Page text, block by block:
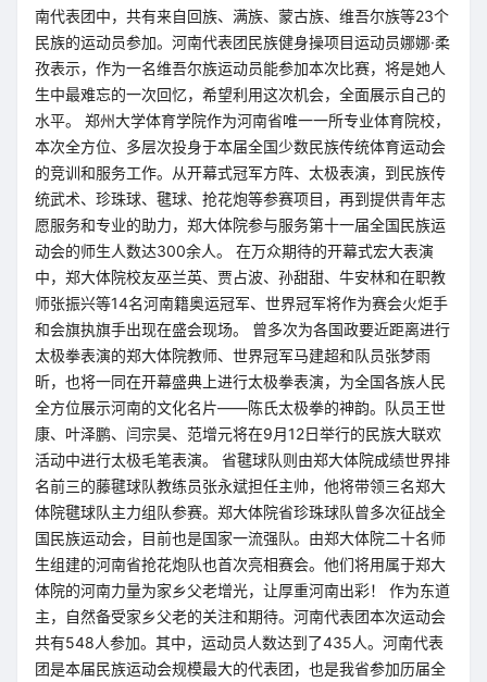
南代表团中，共有来自回族、满族、蒙古族、维吾尔族等23个
民族的运动员参加。河南代表团民族健身操项目运动员娜娜·柔
孜表示，作为一名维吾尔族运动员能参加本次比赛，将是她人
生中最难忘的一次回忆，希望利用这次机会，全面展示自己的
水平。 郑州大学体育学院作为河南省唯一一所专业体育院校，
本次全方位、多层次投身于本届全国少数民族传统体育运动会
的竞训和服务工作。从开幕式冠军方阵、太极表演，到民族传
统武术、珍珠球、毽球、抢花炮等参赛项目，再到提供青年志
愿服务和专业的助力，郑大体院参与服务第十一届全国民族运
动会的师生人数达300余人。 在万众期待的开幕式宏大表演
中，郑大体院校友巫兰英、贾占波、孙甜甜、牛安林和在职教
师张振兴等14名河南籍奥运冠军、世界冠军将作为赛会火炬手
和会旗执旗手出现在盛会现场。 曾多次为各国政要近距离进行
太极拳表演的郑大体院教师、世界冠军马建超和队员张梦雨
昕，也将一同在开幕盛典上进行太极拳表演，为全国各族人民
全方位展示河南的文化名片——陈氏太极拳的神韵。队员王世
康、叶泽鹏、闫宗昊、范增元将在9月12日举行的民族大联欢
活动中进行太极毛笔表演。 省毽球队则由郑大体院成绩世界排
名前三的藤毽球队教练员张永斌担任主帅，他将带领三名郑大
体院毽球队主力组队参赛。郑大体院省珍珠球队曾多次征战全
国民族运动会，目前也是国家一流强队。由郑大体院二十名师
生组建的河南省抢花炮队也首次亮相赛会。他们将用属于郑大
体院的河南力量为家乡父老增光，让厚重河南出彩！ 作为东道
主，自然备受家乡父老的关注和期待。河南代表团本次运动会
共有548人参加。其中，运动员人数达到了435人。河南代表
团是本届民族运动会规模最大的代表团，也是我省参加历届全